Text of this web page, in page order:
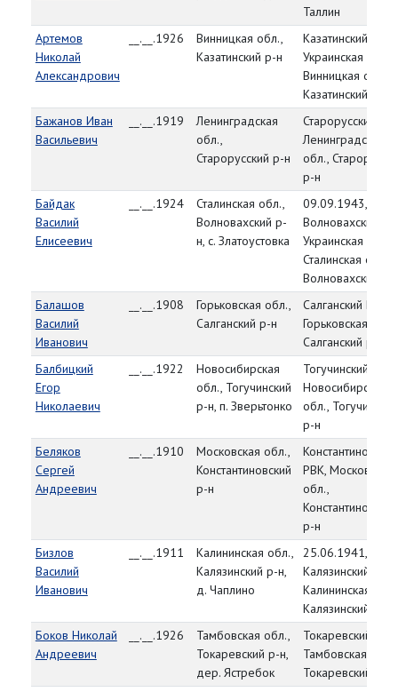
Таллин
Артемов
Николай
Александрович
__.__.1926
Винницкая обл.,
Казатинский р-н
Казатинский РВК,
Украинская ССР,
Винницкая обл.,
Казатинский р-н
Бажанов Иван
Васильевич
__.__.1919
Ленинградская
обл.,
Старорусский р-н
Старорусский
Ленинградская
обл.,
р-н
Байдак
Василий
Елисеевич
__.__.1924
Сталинская обл.,
Волновахский р-
н, с. Златоустовка
09.09.1943,
Волновахский
Украинская ССР,
Сталинская обл.,
Волновахский р-
Балашов
Василий
Иванович
__.__.1908
Горьковская обл.,
Салганский р-н
Салганский РВК,
Горьковская обл.,
Салганский р-н
Балбицкий
Егор
Николаевич
__.__.1922
Новосибирская
обл., Тогучинский
р-н, п. Зверьтонко
Тогучинский РВК,
Новосибирская
обл., Тогучинский
р-н
Беляков
Сергей
Андреевич
__.__.1910
Московская обл.,
Константиновский
р-н
Константиновский
РВК, Московская
обл.,
Константиновский
р-н
Бизлов
Василий
Иванович
__.__.1911
Калининская обл.,
Калязинский р-н,
д. Чаплино
25.06.1941,
Калязинский РВК,
Калининская
Калязинский р-н
Боков Николай
Андреевич
__.__.1926
Тамбовская обл.,
Токаревский р-н,
дер. Ястребок
Токаревский РВК,
Тамбовская обл.,
Токаревский р-н